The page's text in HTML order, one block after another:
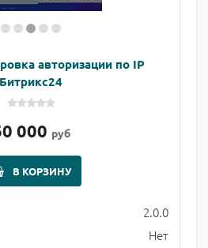
авторизации по IP
Битрикс24
000 руб
В КОРЗИНУ
2.0.0
Нет